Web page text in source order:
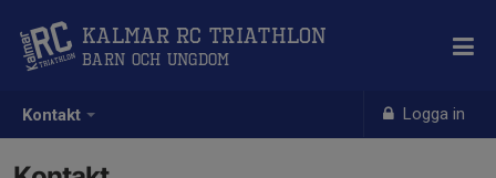
Kontakt Logga in
Kalmar RC Triathlon
Barn och Ungdom